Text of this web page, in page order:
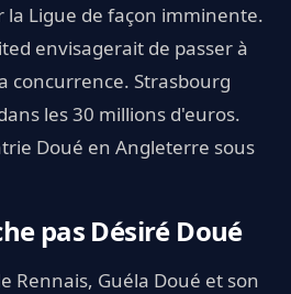
Ligue de façon imminente.
envisagerait de passer à
concurrence. Strasbourg
les 30 millions d'euros.
Doué en Angleterre sous
pas Désiré Doué
Rennais, Guéla Doué et son